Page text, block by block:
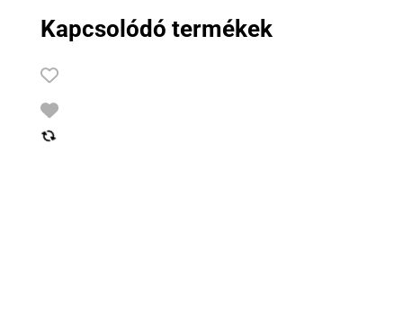
Kapcsolódó termékek